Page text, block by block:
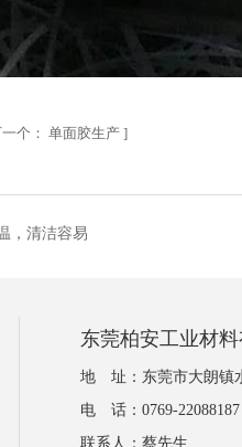
个： 单面胶生产 ]
，清洁容易
东莞柏安工业材料
地 址：东莞市大朗镇
电 话：0769-22088187
联系人：蔡先生